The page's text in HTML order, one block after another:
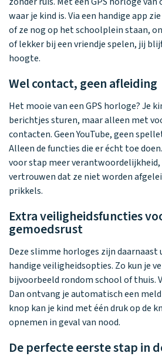
waar je kind is. Via een handige app
of ze nog op het schoolplein staan,
of lekker bij een vriendje spelen, jij
hoogte.
Wel contact, geen afleiding
Het mooie van een GPS horloge? Je
berichtjes sturen, maar alleen met
contacten. Geen YouTube, geen
Alleen de functies die er écht toe
voor stap meer
vertrouwen dat ze niet worden
prikkels.
Extra veiligheidsfuncties
gemoedsrust
Deze slimme horloges zijn
handige veiligheidsopties. Zo kun je
bijvoorbeeld rondom school of thuis.
Dan ontvang je automatisch een
knop kan je kind met één druk op de
opnemen in geval van nood.
De perfecte eerste stap in